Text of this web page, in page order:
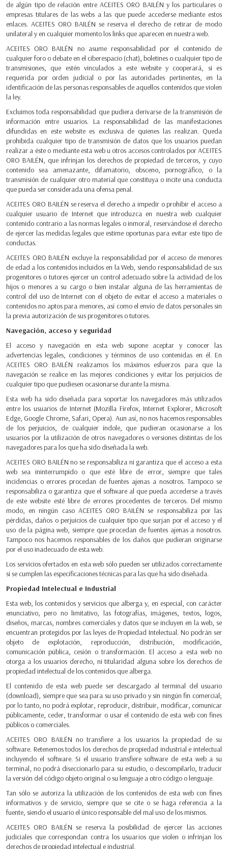
de algún tipo de relación entre ACEITES ORO BAILÉN y los particulares o
empresas titulares de las webs a las que puede accederse mediante estos
enlaces. ACEITES ORO BAILÉN se reserva el derecho de retirar de modo
unilateral y en cualquier momento los links que aparecen en nuestra web.
ACEITES ORO BAILÉN no asume responsabilidad por el contenido de
cualquier foro o debate en el ciberespacio (chat), boletines o cualquier tipo de
transmisiones, que estén vinculados a este website y cooperará, si es
requerida por orden judicial o por las autoridades pertinentes, en la
identificación de las personas responsables de aquellos contenidos que violen
la ley.
Excluimos toda responsabilidad que pudiera derivarse de la transmisión de
información entre usuarios. La responsabilidad de las manifestaciones
difundidas en este website es exclusiva de quienes las realizan. Queda
prohibida cualquier tipo de transmisión de datos que los usuarios puedan
realizar a éste o mediante esta web u otros accesos controlados por ACEITES
ORO BAILÉN, que infrinjan los derechos de propiedad de terceros, y cuyo
contenido sea amenazante, difamatorio, obsceno, pornográfico, o la
transmisión de cualquier otro material que constituya o incite una conducta
que pueda ser considerada una ofensa penal.
ACEITES ORO BAILÉN se reserva el derecho a impedir o prohibir el acceso a
cualquier usuario de Internet que introduzca en nuestra web cualquier
contenido contrario a las normas legales o inmoral, reservándose el derecho
de ejercer las medidas legales que estime oportunas para evitar este tipo de
conductas.
ACEITES ORO BAILÉN excluye la responsabilidad por el acceso de menores
de edad a los contenidos incluidos en la Web, siendo responsabilidad de sus
progenitores o tutores ejercer un control adecuado sobre la actividad de los
hijos o menores a su cargo o bien instalar alguna de las herramientas de
control del uso de Internet con el objeto de evitar el acceso a materiales o
contenidos no aptos para menores, así como el envío de datos personales sin
la previa autorización de sus progenitores o tutores.
Navegación, acceso y seguridad
El acceso y navegación en esta web supone aceptar y conocer las
advertencias legales, condiciones y términos de uso contenidas en él. En
ACEITES ORO BAILÉN realizamos los máximos esfuerzos para que la
navegación se realice en las mejores condiciones y evitar los perjuicios de
cualquier tipo que pudiesen ocasionarse durante la misma.
Esta web ha sido diseñada para soportar los navegadores más utilizados
entre los usuarios de Internet (Mozilla Firefox, Internet Explorer, Microsoft
Edge, Google Chrome, Safari, Opera). Aun así, no nos hacemos responsables
de los perjuicios, de cualquier índole, que pudieran ocasionarse a los
usuarios por la utilización de otros navegadores o versiones distintas de los
navegadores para los que ha sido diseñada la web.
ACEITES ORO BAILÉN no se responsabiliza ni garantiza que el acceso a esta
web sea ininterrumpido o que esté libre de error, siempre que tales
incidencias o errores procedan de fuentes ajenas a nosotros. Tampoco se
responsabiliza o garantiza que el software al que pueda accederse a través
de este website esté libre de errores procedentes de terceros. Del mismo
modo, en ningún caso ACEITES ORO BAILÉN se responsabiliza por las
pérdidas, daños o perjuicios de cualquier tipo que surjan por el acceso y el
uso de la página web, siempre que procedan de fuentes ajenas a nosotros.
Tampoco nos hacemos responsables de los daños que pudieran originarse
por el uso inadecuado de esta web.
Los servicios ofertados en esta web sólo pueden ser utilizados correctamente
si se cumplen las especificaciones técnicas para las que ha sido diseñada.
Propiedad Intelectual e Industrial
Esta web, los contenidos y servicios que alberga y, en especial, con carácter
enunciativo, pero no limitativo, las fotografías, imágenes, textos, logos,
diseños, marcas, nombres comerciales y datos que se incluyen en la web, se
encuentran protegidos por las leyes de Propiedad Intelectual. No podrán ser
objeto de explotación, reproducción, distribución, modificación,
comunicación pública, cesión o transformación. El acceso a esta web no
otorga a los usuarios derecho, ni titularidad alguna sobre los derechos de
propiedad intelectual de los contenidos que alberga.
El contenido de esta web puede ser descargado al terminal del usuario
(download), siempre que sea para su uso privado y sin ningún fin comercial;
por lo tanto, no podrá explotar, reproducir, distribuir, modificar, comunicar
públicamente, ceder, transformar o usar el contenido de esta web con fines
públicos o comerciales.
ACEITES ORO BAILÉN no transfiere a los usuarios la propiedad de su
software. Retenemos todos los derechos de propiedad industrial e intelectual
incluyendo el software. Si el usuario transfiere software de esta web a su
terminal, no podrá diseccionarlo para su estudio, o descompilarlo, traducir
la versión del código objeto original o su lenguaje a otro código o lenguaje.
Tan sólo se autoriza la utilización de los contenidos de esta web con fines
informativos y de servicio, siempre que se cite o se haga referencia a la
fuente, siendo el usuario el único responsable del mal uso de los mismos.
ACEITES ORO BAILÉN se reserva la posibilidad de ejercer las acciones
judiciales que correspondan contra los usuarios que violen o infrinjan los
derechos de propiedad intelectual e industrial.